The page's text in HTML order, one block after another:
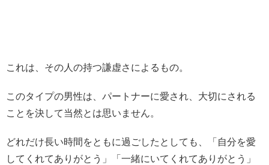
これは、その人の持つ謙虚さによるもの。
このタイプの男性は、パートナーに愛され、大切にされる
ことを決して当然とは思いません。
どれだけ長い時間をともに過ごしたとしても、「自分を愛
してくれてありがとう」「一緒にいてくれてありがとう」